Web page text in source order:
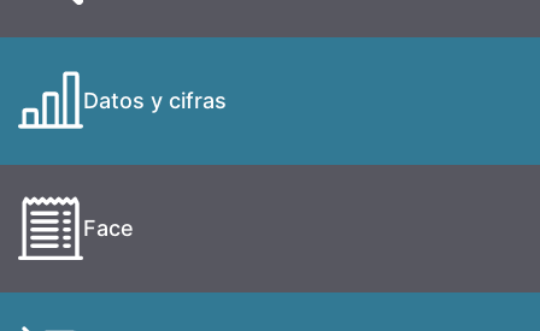
Datos y cifras
Face